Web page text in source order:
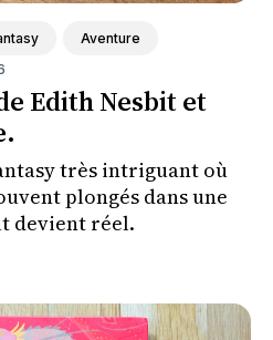
Aventure
Edith Nesbit et
très intriguant où
plongés dans une
devient réel.